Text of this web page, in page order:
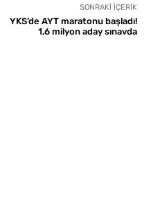
SONRAKI İÇERIK
YKS’de AYT maratonu başladı!
1,6 milyon aday sınavda